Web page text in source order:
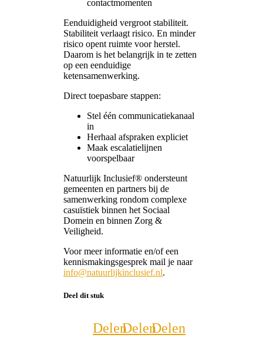
contactmomenten
Eenduidigheid vergroot stabiliteit.
Stabiliteit verlaagt risico. En minder
risico opent ruimte voor herstel.
Daarom is het belangrijk in te zetten
op een eenduidige
ketensamenwerking.
Direct toepasbare stappen:
Stel één communicatiekanaal
in
Herhaal afspraken expliciet
Maak escalatielijnen
voorspelbaar
Natuurlijk Inclusief® ondersteunt
gemeenten en partners bij de
samenwerking rondom complexe
casuïstiek binnen het Sociaal
Domein en binnen Zorg &
Veiligheid.
Voor meer informatie en/of een
kennismakingsgesprek mail je naar
info@natuurlijkinclusief.nl.
Deel dit stuk
DelenDelenDelen